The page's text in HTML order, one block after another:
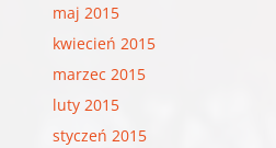
maj 2015
kwiecień 2015
marzec 2015
luty 2015
styczeń 2015